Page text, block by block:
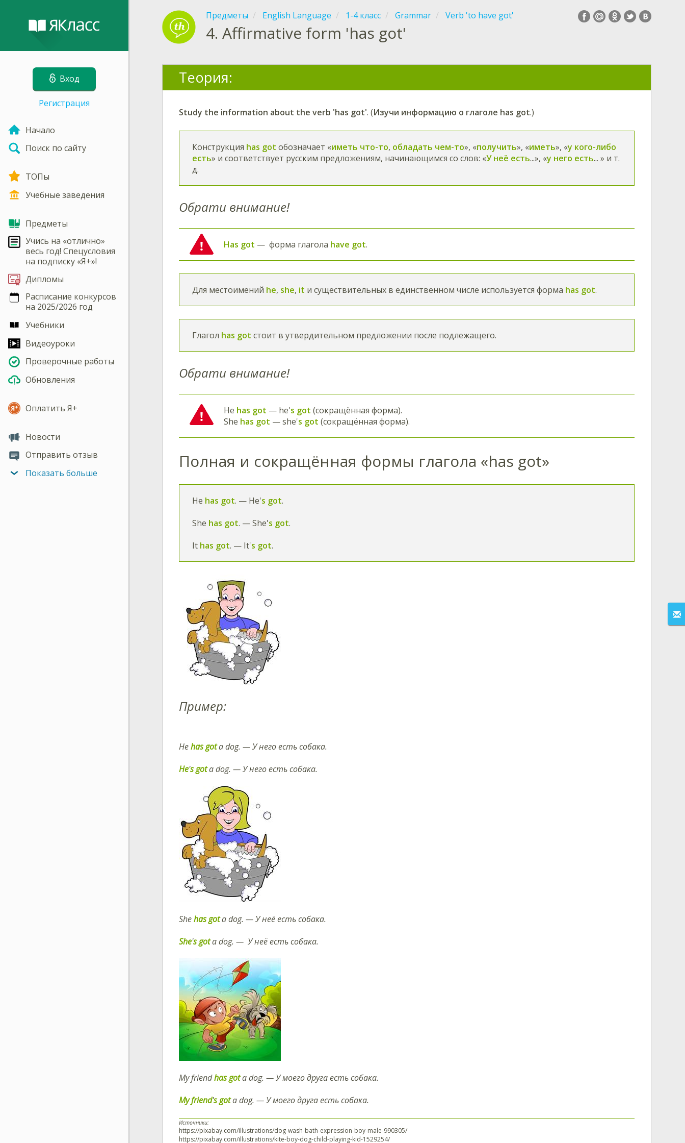
Вход
Регистрация
Начало
Поиск по сайту
ТОПы
Учебные заведения
Предметы
Учись на «отлично»
весь год! Спецусловия
на подписку «Я+»!
Дипломы
Расписание конкурсов
на 2025/2026 год
Учебники
Видеоуроки
Проверочные работы
Обновления
Оплатить Я+
Новости
Отправить отзыв
Показать больше
Предметы English Language 1-4 класс Grammar Verb 'to have got'
4. Affirmative form 'has got'
Теория:
Study the information about the verb 'has got'. (Изучи информацию о глаголе has got.)
Конструкция has got обозначает «иметь что-то, обладать чем-то», «получить», «иметь», «у кого-либо
есть» и соответствует русским предложениям, начинающимся со слов: «У неё есть...», «у него есть... » и т.
д.
Обрати внимание!
Has got — форма глагола have got.
Для местоимений he, she, it и существительных в единственном числе используется форма has got.
Глагол has got стоит в утвердительном предложении после подлежащего.
Обрати внимание!
He has got — he's got (сокращённая форма).
She has got — she's got (сокращённая форма).
Полная и сокращённая формы глагола «has got»
He has got. — He's got.
She has got. — She's got.
It has got. — It's got.
Пример:
Hehas gota dog. — У него есть собака.
He'sgota dog. — У него есть собака.
Shehas gota dog. — У неё есть собака.
She'sgota dog. — У неё есть собака.
My friendhas gota dog. — У моего друга есть собака.
My friend'sgota dog. — У моего друга есть собака.
Источники:
https://pixabay.com/illustrations/dog-wash-bath-expression-boy-male-990305/
https://pixabay.com/illustrations/kite-boy-dog-child-playing-kid-1529254/